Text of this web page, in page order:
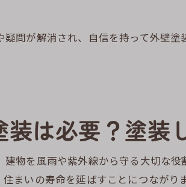
問が解消され、自信を持って外壁
は必要？塗装
物を風雨や紫外線から守る大切な役
まいの寿命を延ばすことにつながり